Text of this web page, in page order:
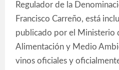
Regulador de la
Francisco Carreño, está
publicado por el Ministerio
Alimentación y Medio
vinos oficiales y